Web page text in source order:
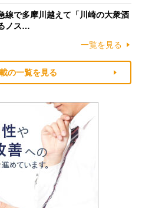
線で多摩川越えて「川崎の大衆酒
ノス…
一覧を見る
の一覧を見る